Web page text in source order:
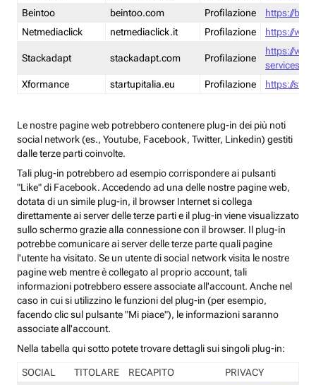
Beintoo
beintoo.com Profilazione
https://
Netmediaclick
netmediaclick.it Profilazione https://
Stackadapt stackadapt.com Profilazione
https://
services-
Xformance
startupitalia.eu Profilazione https://
Le nostre pagine web potrebbero contenere plug-in dei più noti
social network (es., Youtube, Facebook, Twitter, Linkedin) gestiti
dalle terze parti coinvolte.
Tali plug-in potrebbero ad esempio corrispondere ai pulsanti
"Like" di Facebook. Accedendo ad una delle nostre pagine web,
dotata di un simile plug-in, il browser Internet si collega
direttamente ai server delle terze parti e il plug-in viene visualizzato
sullo schermo grazie alla connessione con il browser. Il plug-in
potrebbe comunicare ai server delle terze parte quali pagine
l'utente ha visitato. Se un utente di social network visita le nostre
pagine web mentre è collegato al proprio account, tali
informazioni potrebbero essere associate all'account. Anche nel
caso in cui si utilizzino le funzioni del plug-in (per esempio,
facendo clic sul pulsante "Mi piace"), le informazioni saranno
associate all'account.
Nella tabella qui sotto potete trovare dettagli sui singoli plug-in:
SOCIAL TITOLARE RECAPITO PRIVACY